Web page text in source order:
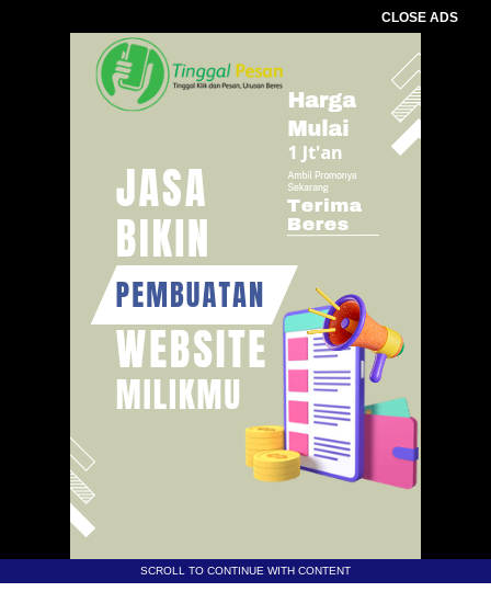
CLOSE ADS
SCROLL TO CONTINUE WITH CONTENT